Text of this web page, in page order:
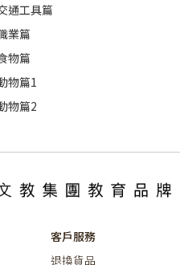
通工具篇
業篇
物篇
物篇1
物篇2
客戶服務
退換貨品